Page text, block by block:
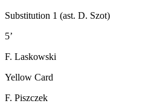
Substitution 1 (ast. D. Szot)
5’
F. Laskowski
Yellow Card
F. Piszczek